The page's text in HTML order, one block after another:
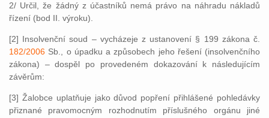
2/ Určil, že žádný z účastníků nemá právo na náhradu nákladů
řízení (bod II. výroku).
[2] Insolvenční soud – vycházeje z ustanovení § 199 zákona č.
182/2006 Sb., o úpadku a způsobech jeho řešení (insolvenčního
zákona) – dospěl po provedeném dokazování k následujícím
závěrům:
[3] Žalobce uplatňuje jako důvod popření přihlášené pohledávky
přiznané pravomocným rozhodnutím příslušného orgánu jiné